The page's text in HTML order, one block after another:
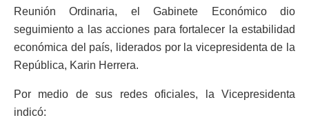
Reunión Ordinaria, el Gabinete Económico dio
seguimiento a las acciones para fortalecer la estabilidad
económica del país, liderados por la vicepresidenta de la
República, Karin Herrera.
Por medio de sus redes oficiales, la Vicepresidenta
indicó: